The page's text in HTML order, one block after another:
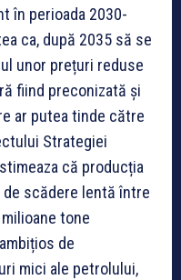
în perioada 2030-
ca, după 2035 să se
unor prețuri reduse
fiind preconizată și
ar putea tinde către
Strategiei
că producția
scădere lentă între
tone
de
mici ale petrolului,